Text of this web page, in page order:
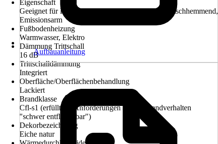
Eigenschaft
Geeignet für Fußbodenheizung, Antibakteriell, Rutschhemmend,
Emissionsarm
Fußbodenheizung
Warmwasser, Elektro
Dämmung Trittschall
16 dB
Trittschalldämmung
Integriert
Oberfläche/Oberflächenbehandlung
Lackiert
Brandklasse
Cfl-s1 (erfüllt die Anforderungen an das Brandverhalten
"schwer entflammbar")
Dekorbezeichnung
Eiche natur
Aufbauanleitung